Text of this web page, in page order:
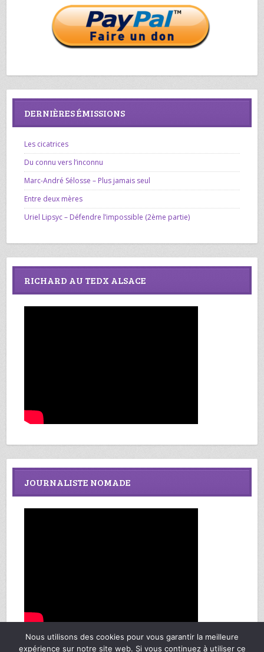
DERNIÈRES ÉMISSIONS
Les cicatrices
Du connu vers l’inconnu
Marc-André Sélosse – Plus jamais seul
Entre deux mères
Uriel Lipsyc – Défendre l’impossible (2ème partie)
RICHARD AU TEDX ALSACE
JOURNALISTE NOMADE
Nous utilisons des cookies pour vous garantir la meilleure
expérience sur notre site web. Si vous continuez à utiliser ce